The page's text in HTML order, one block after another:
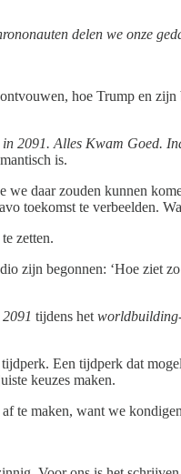
delen we onze
hoe Trump en
in 2091. Alles Kwam Goed.
is.
daar zouden kunnen
toekomst te verbeelden.
zetten.
zijn begonnen: ‘Hoe ziet
tijdens het worldbuilding
Een tijdperk dat
keuzes maken.
te maken, want we